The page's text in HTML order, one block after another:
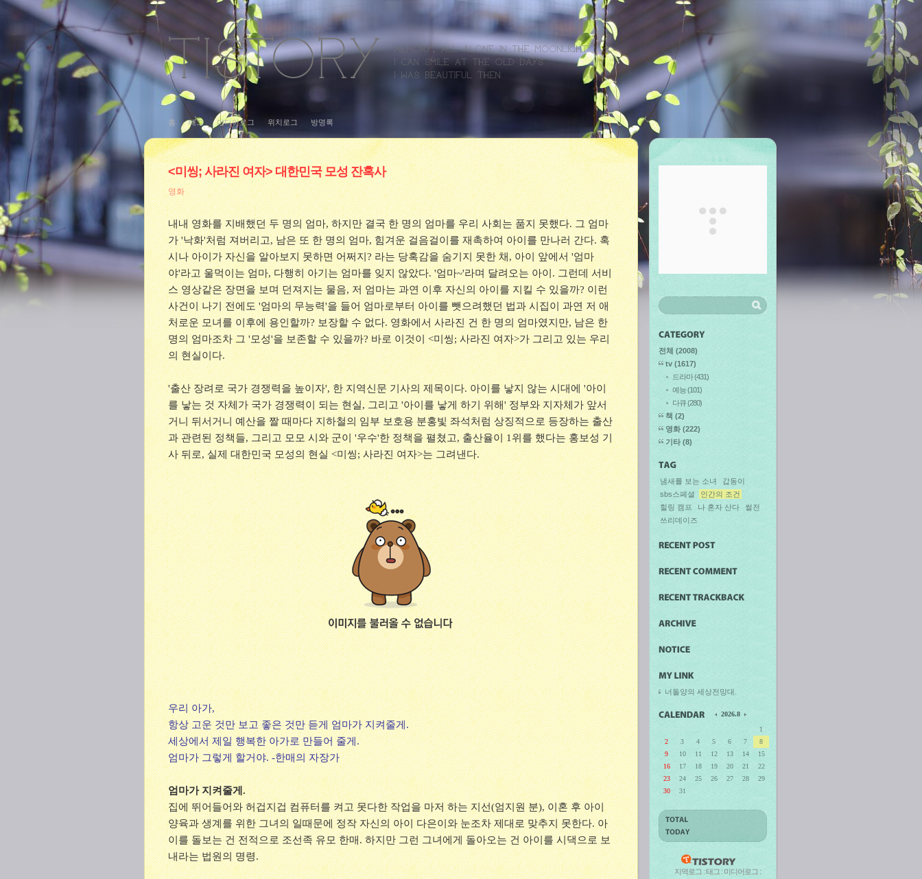
홈 태그 미디어로그 위치로그 방명록
<미씽; 사라진 여자> 대한민국 모성 잔혹사
영화
내내 영화를 지배했던 두 명의 엄마, 하지만 결국 한 명의 엄마를 우리 사회는 품지 못했다. 그 엄마
가 '낙화'처럼 져버리고, 남은 또 한 명의 엄마, 힘겨운 걸음걸이를 재촉하여 아이를 만나러 간다. 혹
시나 아이가 자신을 알아보지 못하면 어쩌지? 라는 당혹감을 숨기지 못한 채, 아이 앞에서 '엄마
야'라고 울먹이는 엄마, 다행히 아기는 엄마를 잊지 않았다. '엄마~'라며 달려오는 아이. 그런데 서비
스 영상같은 장면을 보며 던져지는 물음, 저 엄마는 과연 이후 자신의 아이를 지킬 수 있을까? 이런
사건이 나기 전에도 '엄마의 무능력'을 들어 엄마로부터 아이를 뺏으려했던 법과 시집이 과연 저 애
처로운 모녀를 이후에 용인할까? 보장할 수 없다. 영화에서 사라진 건 한 명의 엄마였지만, 남은 한
명의 엄마조차 그 '모성'을 보존할 수 있을까? 바로 이것이 <미씽; 사라진 여자>가 그리고 있는 우리
의 현실이다.
'출산 장려로 국가 경쟁력을 높이자', 한 지역신문 기사의 제목이다. 아이를 낳지 않는 시대에 '아이
를 낳는 것 자체가 국가 경쟁력이 되는 현실, 그리고 '아이를 낳게 하기 위해' 정부와 지자체가 앞서
거니 뒤서거니 예산을 짤 때마다 지하철의 임부 보호용 분홍빛 좌석처럼 상징적으로 등장하는 출산
과 관련된 정책들, 그리고 모모 시와 군이 '우수'한 정책을 펼쳤고, 출산율이 1위를 했다는 홍보성 기
사 뒤로, 실제 대한민국 모성의 현실 <미씽; 사라진 여자>는 그려낸다.
우리 아가,
항상 고운 것만 보고 좋은 것만 듣게 엄마가 지켜줄게.
세상에서 제일 행복한 아가로 만들어 줄게.
엄마가 그렇게 할거야. -한매의 자장가
엄마가 지켜줄게.
집에 뛰어들어와 허겁지겁 컴퓨터를 켜고 못다한 작업을 마저 하는 지선(엄지원 분), 이혼 후 아이
양육과 생계를 위한 그녀의 일때문에 정작 자신의 아이 다은이와 눈조차 제대로 맞추지 못한다. 아
이를 돌보는 건 전적으로 조선족 유모 한매. 하지만 그런 그녀에게 돌아오는 건 아이를 시댁으로 보
내라는 법원의 명령.
전체 (2008)
tv (1617)
드라마(431)
예능(101)
다큐(280)
책 (2)
영화(222)
기타 (8)
냄새를 보는 소녀
갑동이
sbs스페셜
인간의 조건
힐링 캠프
나 혼자 산다
썰전
쓰리데이즈
너돌양의 세상전망대.
2026.8
1
2
3 4 5 6 7
8
9
10 11 12 13 14
15
16
17 18 19 20 21
22
23
24 25 26 27 28
29
30
31
지역로그 :태그 : 미디어로그 :